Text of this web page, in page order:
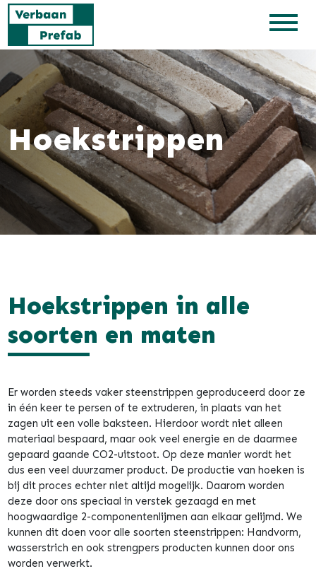
Hoekstrippen
Hoekstrippen in alle
soorten en maten
Er worden steeds vaker steenstrippen geproduceerd door ze
in één keer te persen of te extruderen, in plaats van het
zagen uit een volle baksteen. Hierdoor wordt niet alleen
materiaal bespaard, maar ook veel energie en de daarmee
gepaard gaande CO2-uitstoot. Op deze manier wordt het
dus een veel duurzamer product. De productie van hoeken is
bij dit proces echter niet altijd mogelijk. Daarom worden
deze door ons speciaal in verstek gezaagd en met
hoogwaardige 2-componentenlijmen aan elkaar gelijmd. We
kunnen dit doen voor alle soorten steenstrippen: Handvorm,
wasserstrich en ook strengpers producten kunnen door ons
worden verwerkt.